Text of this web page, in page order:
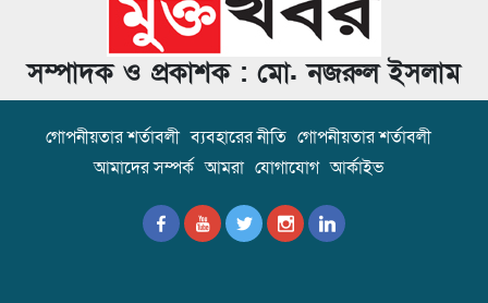
সম্পাদক ও প্রকাশক : মো. নজরুল ইসলাম
গোপনীয়তার শর্তাবলী ব্যবহারের নীতি গোপনীয়তার শর্তাবলী
আমাদের সম্পর্ক আমরা যোগাযোগ আর্কাইভ